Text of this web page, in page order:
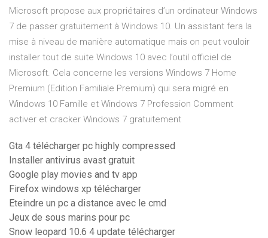
Microsoft propose aux propriétaires d’un ordinateur Windows
7 de passer gratuitement à Windows 10. Un assistant fera la
mise à niveau de manière automatique mais on peut vouloir
installer tout de suite Windows 10 avec l’outil officiel de
Microsoft. Cela concerne les versions Windows 7 Home
Premium (Edition Familiale Premium) qui sera migré en
Windows 10 Famille et Windows 7 Profession Comment
activer et cracker Windows 7 gratuitement
Gta 4 télécharger pc highly compressed
Installer antivirus avast gratuit
Google play movies and tv app
Firefox windows xp télécharger
Eteindre un pc a distance avec le cmd
Jeux de sous marins pour pc
Snow leopard 10.6 4 update télécharger